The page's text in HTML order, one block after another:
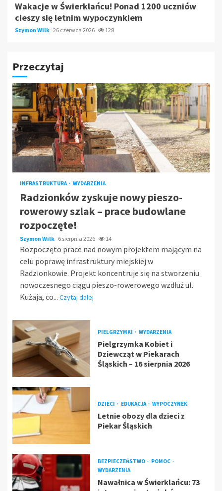
Wakacje w Świerklańcu! Ponad 1200 uczniów
cieszy się letnim wypoczynkiem
Szymon Wilk 26 czerwca 2026 128
Przeczytaj
INFRASTRUKTURA WYDARZENIA
Radzionków zyskuje nowy pieszo-
rowerowy szlak – prace budowlane
rozpoczęte!
Szymon Wilk 6 sierpnia 2026 14
Rozpoczęto prace nad nowym projektem mającym na
celu poprawę infrastruktury miejskiej w
Radzionkowie. Projekt koncentruje się na stworzeniu
nowoczesnego ciągu pieszo-rowerowego wzdłuż ul.
Kużaja, co... Czytaj dalej
PIELGRZYMKI WYDARZENIA
Pielgrzymka Kobiet i
Dziewcząt w Piekarach
Śląskich – 16 sierpnia 2026
DZIECI EDUKACJA WYPOCZYNEK
Letnie obozy dla dzieci z
Piekar Śląskich
BEZPIECZEŃSTWO
POMOC
WYDARZENIA
Nawałnica w Świerklańcu: 73